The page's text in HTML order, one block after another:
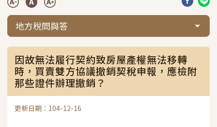
分享到
分
地方稅問與答
因故無法履行契約致房屋產權無法移轉
時，買賣雙方協議撤銷契稅申報，應檢附
那些證件辦理撤銷？
更新日期：104-12-16